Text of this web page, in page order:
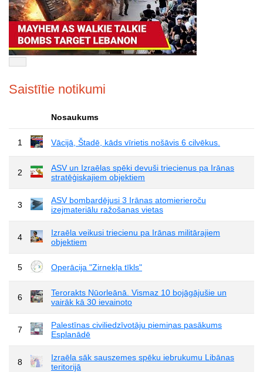
Saistītie notikumi
Nosaukums
1 Vācijā, Štadē, kāds vīrietis nošāvis 6 cilvēkus.
2
ASV un Izraēlas spēki devuši triecienus pa Irānas
stratēģiskajiem objektiem
3
ASV bombardējusi 3 Irānas atomierieroču
izejmateriālu ražošanas vietas
4
Izraēla veikusi triecienu pa Irānas militārajiem
objektiem
5 Operācija "Zirnekļa tīkls"
6
Terorakts Ņūorleānā. Vismaz 10 bojāgājušie un
vairāk kā 30 ievainoto
7
Palestīnas civiliedzīvotāju piemiņas pasākums
Esplanādē
8
Izraēla sāk sauszemes spēku iebrukumu Libānas
teritorijā